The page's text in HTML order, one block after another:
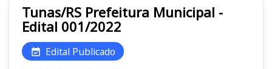
Tunas/RS Prefeitura Municipal -
Edital 001/2022
Edital Publicado